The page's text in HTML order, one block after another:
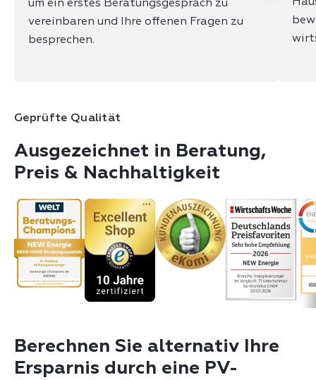
um ein erstes Beratungsgespräch zu
vereinbaren und Ihre offenen Fragen zu
besprechen.
Geprüfte Qualität
Ausgezeichnet in Beratung,
Preis & Nachhaltigkeit
Berechnen Sie alternativ Ihre
Ersparnis durch eine PV-